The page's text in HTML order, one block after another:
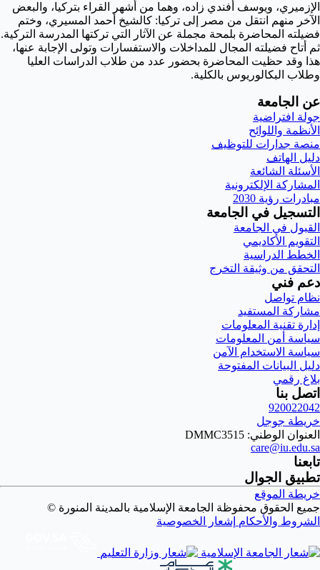
الإزميري، ويوسف أفندي زاده، وهما من أشهر القراء بتركيا، والبعض
الآخر منهم انتقل من مصر إلى تركيا: كالشيخ أحمد المسيري، وختم
فضيلته المحاضرة بلمحة مجملة عن الآثار التي تركتها المدرسة التركية.
ثم أتاح فضيلته المجال للمداخلات والاستفسارات وتولى الإجابة عنها،
هذا وقد حظيت المحاضرة بحضور عدد من طلاب الدراسات العليا
وطلاب البكالوريوس بالكلية.
عن الجامعة
جولة افتراضية
الأنظمة واللوائح
منصة جدارات للتوظيف
دليل الهاتف
الأسئلة الشائعة
المشاركة الإلكترونية
مبادرات رؤية 2030
التسجيل في الجامعة
القبول في الجامعة
التقويم الأكاديمي
الخطط الدراسية
التحقق من وثيقة التخرج
دعم فني
نظام تواصل
مشاركة المستفيد
إدارة تقنية المعلومات
سياسة أمن المعلومات
سياسة الاستخدام الآمن
دليل البيانات المفتوحة
بلاغ رقمي
اتصل بنا
920022042
خريطة جوجل
العنوان الوطني: DMMC3515
care@iu.edu.sa
تابعنا
تطبيق الجوال
خريطة الموقع
جميع الحقوق محفوظة الجامعة الإسلامية بالمدينة المنورة ©
الشروط والأحكام إشعار الخصوصية